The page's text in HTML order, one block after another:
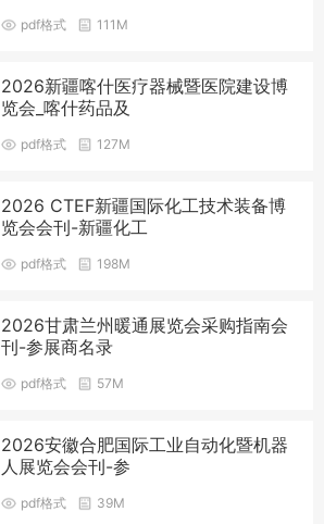
pdf格式 111M
2026新疆喀什医疗器械暨医院建设博
览会_喀什药品及
pdf格式 127M
2026 CTEF新疆国际化工技术装备博
览会会刊-新疆化工
pdf格式 198M
2026甘肃兰州暖通展览会采购指南会
刊-参展商名录
pdf格式 57M
2026安徽合肥国际工业自动化暨机器
人展览会会刊-参
pdf格式 39M